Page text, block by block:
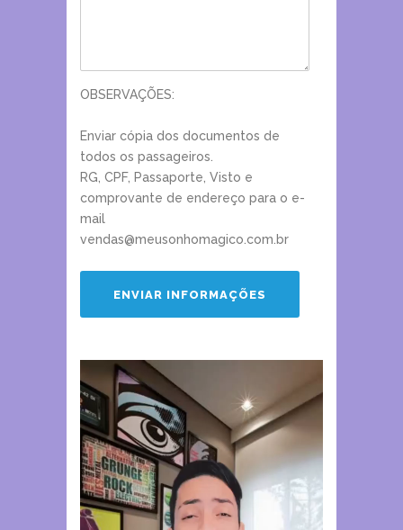
OBSERVAÇÕES:
Enviar cópia dos documentos de
todos os passageiros.
RG, CPF, Passaporte, Visto e
comprovante de endereço para o e-
mail
vendas@meusonhomagico.com.br
Tocador
de
vídeo